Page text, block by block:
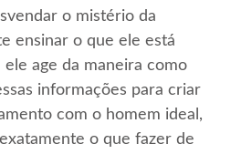
o mistério da
ensinar o que ele está
age da maneira como
informações para criar
com o homem ideal,
o que fazer de